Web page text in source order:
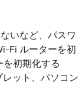
いなど、パスワ
Fi ルーターを初
初期化する
ット、パソコン